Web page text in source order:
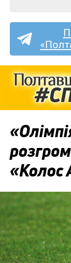
«Колос